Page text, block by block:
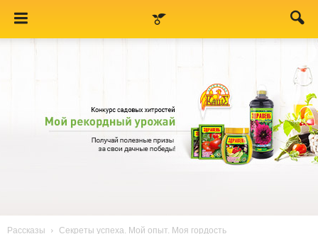
Рассказы Секреты успеха. Мой опыт. Моя гордость